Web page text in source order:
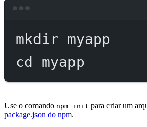
mkdir myapp
cd
myapp
Use o comando npm init para criar um
package.json do npm.